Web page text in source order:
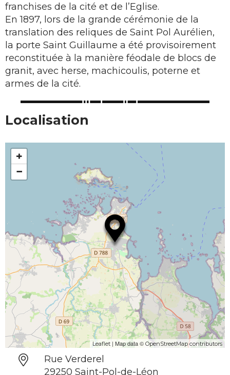
franchises de la cité et de l’Eglise.
En 1897, lors de la grande cérémonie de la
translation des reliques de Saint Pol Aurélien,
la porte Saint Guillaume a été provisoirement
reconstituée à la manière féodale de blocs de
granit, avec herse, machicoulis, poterne et
armes de la cité.
Localisation
+
−
Leaflet | Map data © OpenStreetMap contributors
Rue Verderel
29250 Saint-Pol-de-Léon